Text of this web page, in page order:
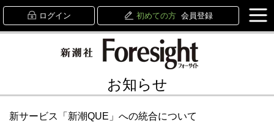
ログイン 初めての方 会員登録
お知らせ
新サービス「新潮QUE」への統合について